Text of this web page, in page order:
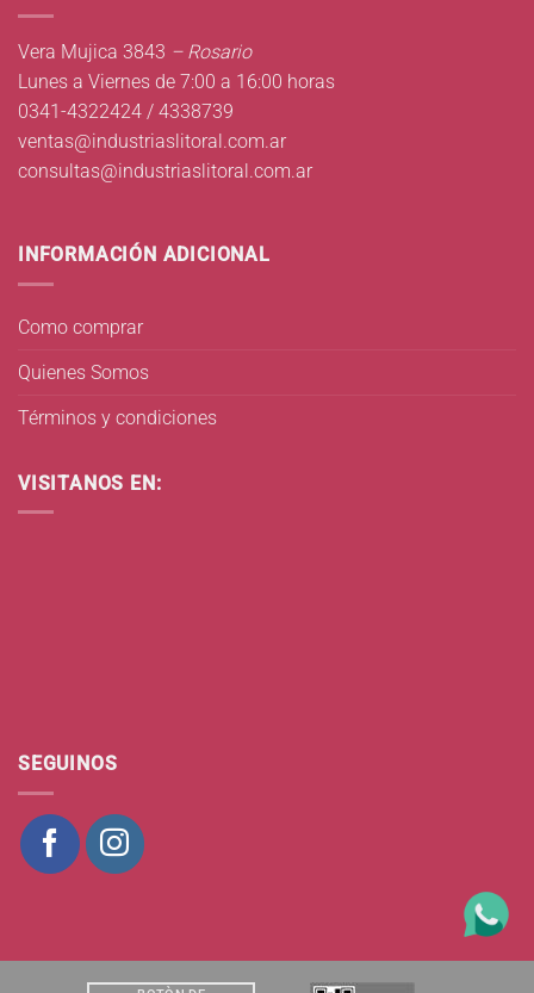
Vera Mujica 3843 – Rosario
Lunes a Viernes de 7:00 a 16:00 horas
0341-4322424 / 4338739
ventas@industriaslitoral.com.ar
consultas@industriaslitoral.com.ar
INFORMACIÓN ADICIONAL
Como comprar
Quienes Somos
Términos y condiciones
VISITANOS EN:
SEGUINOS